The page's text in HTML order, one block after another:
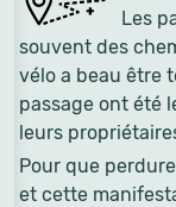
Les
souvent des
vélo a beau être
passage ont été
leurs
Pour que
et cette